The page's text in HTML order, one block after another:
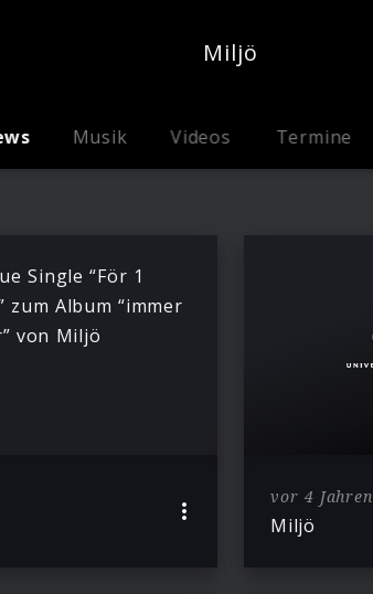
Miljö
Musik Videos Termine
Single “För 1
zum Album “immer
von Miljö
vor 4 Jahren
Miljö